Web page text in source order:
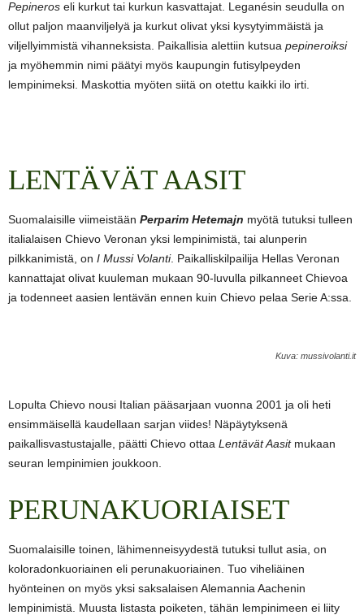
Pepineros eli kurkut tai kurkun kasvattajat. Leganésin seudulla on
ollut paljon maanviljelyä ja kurkut olivat yksi kysytyimmäistä ja
viljellyimmistä vihanneksista. Paikallisia alettiin kutsua pepineroiksi
ja myöhemmin nimi päätyi myös kaupungin futisylpeyden
lempinimeksi. Maskottia myöten siitä on otettu kaikki ilo irti.
LENTÄVÄT AASIT
Suomalaisille viimeistään Perparim Hetemajn myötä tutuksi tulleen
italialaisen Chievo Veronan yksi lempinimistä, tai alunperin
pilkkanimistä, on I Mussi Volanti. Paikalliskilpailija Hellas Veronan
kannattajat olivat kuuleman mukaan 90-luvulla pilkanneet Chievoa
ja todenneet aasien lentävän ennen kuin Chievo pelaa Serie A:ssa.
Kuva: mussivolanti.it
Lopulta Chievo nousi Italian pääsarjaan vuonna 2001 ja oli heti
ensimmäisellä kaudellaan sarjan viides! Näpäytyksenä
paikallisvastustajalle, päätti Chievo ottaa Lentävät Aasitmukaan
seuran lempinimien joukkoon.
PERUNAKUORIAISET
Suomalaisille toinen, lähimenneisyydestä tutuksi tullut asia, on
koloradonkuoriainen eli perunakuoriainen. Tuo viheliäinen
hyönteinen on myös yksi saksalaisen Alemannia Aachenin
lempinimistä. Muusta listasta poiketen, tähän lempinimeen ei liity